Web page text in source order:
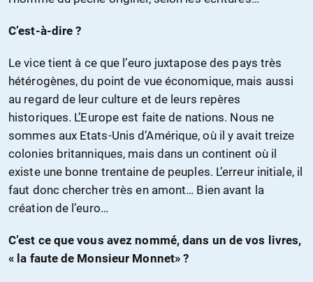
C’est-à-dire ?
Le vice tient à ce que l’euro juxtapose des pays très
hétérogènes, du point de vue économique, mais aussi
au regard de leur culture et de leurs repères
historiques. L’Europe est faite de nations. Nous ne
sommes aux Etats-Unis d’Amérique, où il y avait treize
colonies britanniques, mais dans un continent où il
existe une bonne trentaine de peuples. L’erreur initiale, il
faut donc chercher très en amont… Bien avant la
création de l’euro…
C’est ce que vous avez nommé, dans un de vos livres,
« la faute de Monsieur Monnet» ?